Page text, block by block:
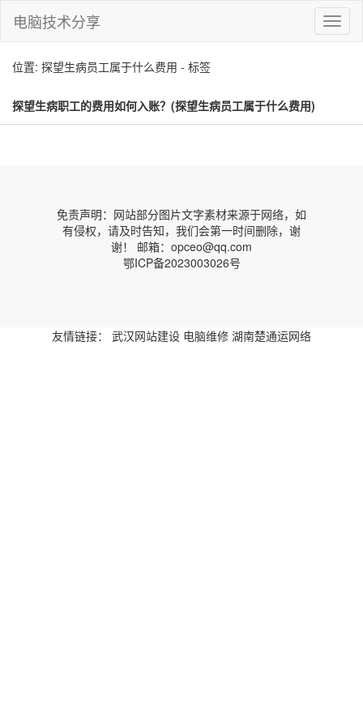
切
换
电脑技术分享
位置: 探望生病员工属于什么费用 - 标签
探望生病职工的费用如何入账？(探望生病员工属于什么费用)
免责声明：网站部分图片文字素材来源于网络，如
有侵权，请及时告知，我们会第一时间删除，谢
谢！ 邮箱：opceo@qq.com
鄂ICP备2023003026号
友情链接： 武汉网站建设 电脑维修 湖南楚通运网络